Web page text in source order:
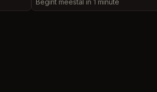
Begint meestal in 1 minute